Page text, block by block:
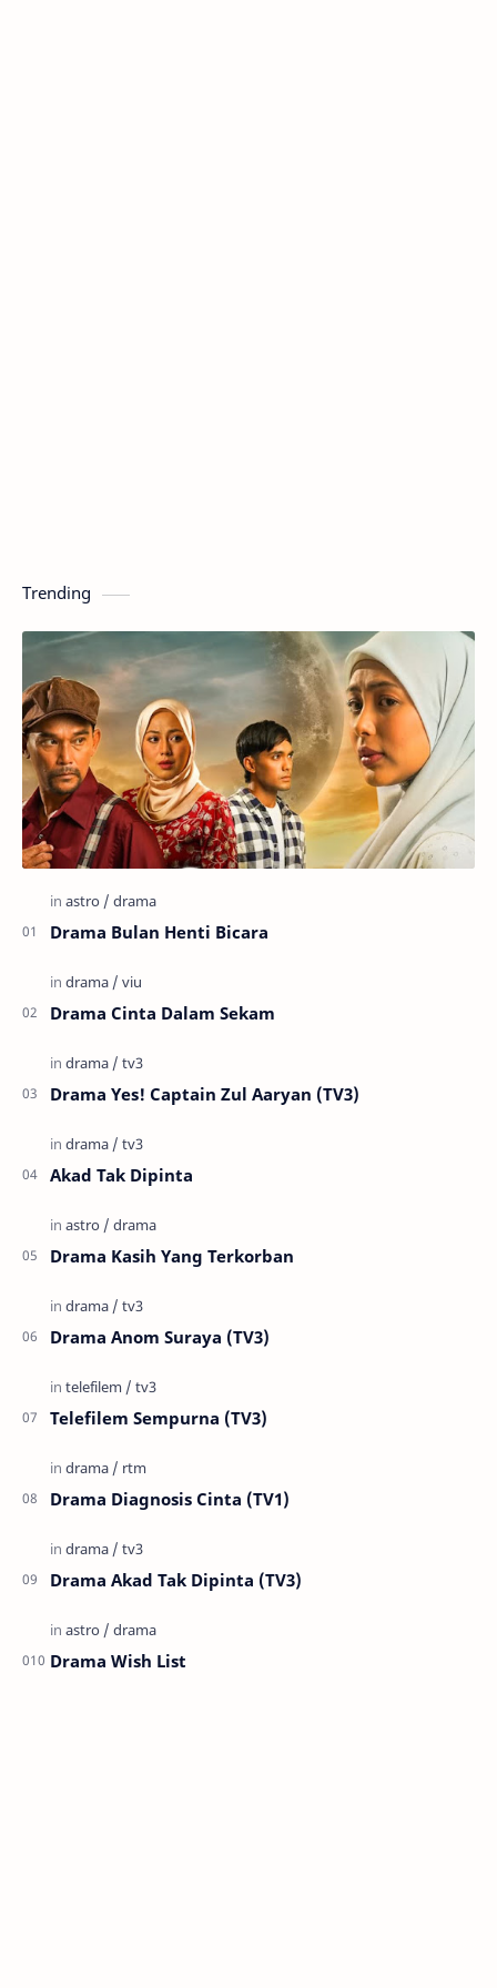
Trending
Drama Bulan Henti Bicara
Drama Cinta Dalam Sekam
Drama Yes! Captain Zul Aaryan (TV3)
Akad Tak Dipinta
Drama Kasih Yang Terkorban
Drama Anom Suraya (TV3)
Telefilem Sempurna (TV3)
Drama Diagnosis Cinta (TV1)
Drama Akad Tak Dipinta (TV3)
Drama Wish List